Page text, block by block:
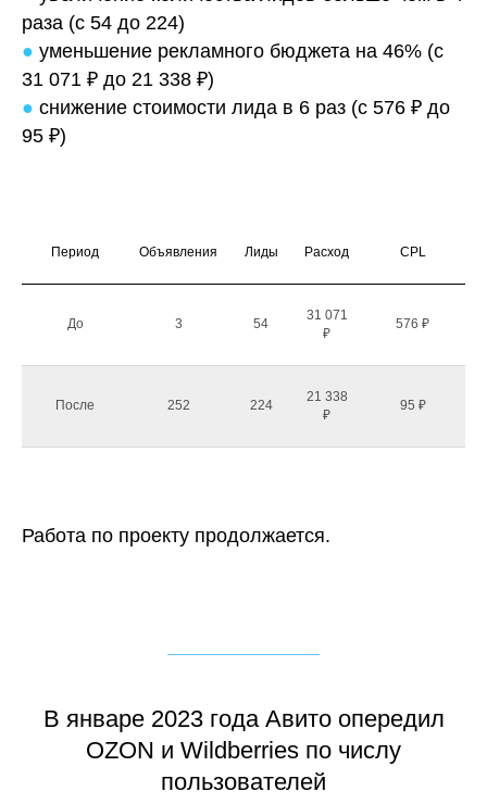
раза (с 54 до 224)
● уменьшение рекламного бюджета на 46% (с
31 071 ₽ до 21 338 ₽)
● снижение стоимости лида в 6 раз (с 576 ₽ до
95 ₽)
Период Объявления Лиды Расход CPL
До 3 54
31 071
₽
576 ₽
После 252 224
21 338
₽
95 ₽
Работа по проекту продолжается.
В январе 2023 года Авито опередил
OZON и Wildberries по числу
пользователей